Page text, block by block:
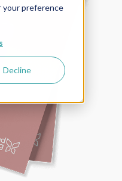
your preference
Decline